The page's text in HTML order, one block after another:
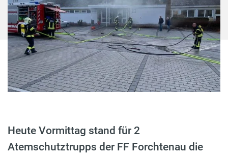
Heute Vormittag stand für 2
Atemschutztrupps der FF Forchtenau die